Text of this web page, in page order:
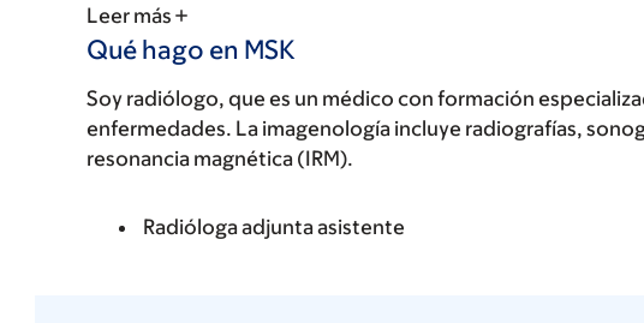
Leer más
Qué hago en MSK
Soy radiólogo, que es un médico con formación
enfermedades. La imagenología incluye radiografías,
resonancia magnética (IRM).
Radióloga adjunta asistente